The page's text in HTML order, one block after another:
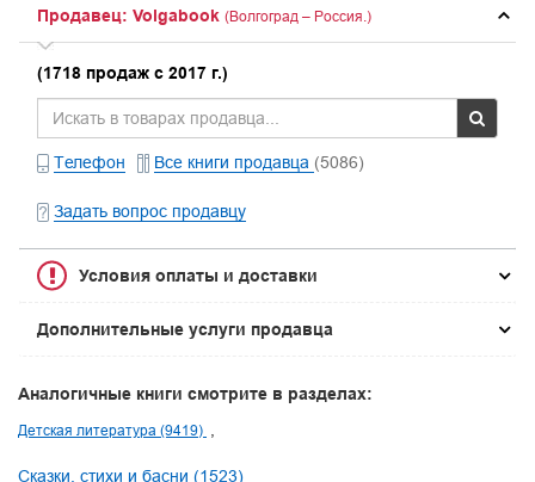
Продавец: Volgabook (Волгоград – Россия.)
(1718 продаж с 2017 г.)
Телефон Все книги продавца (5086)
Задать вопрос продавцу
Условия оплаты и доставки
Дополнительные услуги продавца
Аналогичные книги смотрите в разделах:
Детская литература (9419)
Сказки, стихи и басни (1523)